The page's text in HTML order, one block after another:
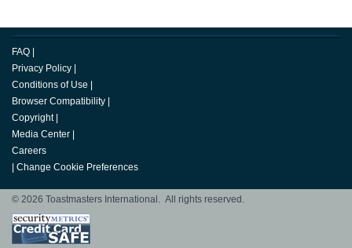
FAQ
Privacy Policy
Conditions of Use
Browser Compatibility
Copyright
Media Center
Careers
Change Cookie Preferences
© 2026 Toastmasters International. All rights reserved.